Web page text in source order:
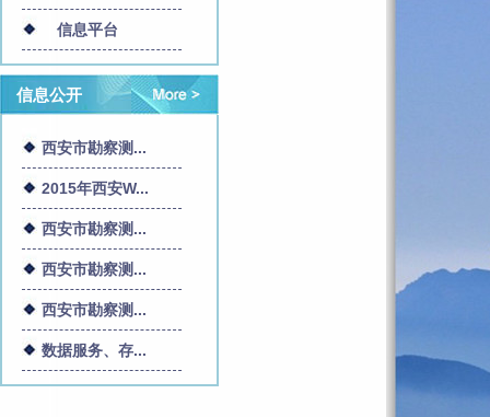
信息平台
信息公开
西安市勘察测...
2015年西安W...
西安市勘察测...
西安市勘察测...
西安市勘察测...
数据服务、存...